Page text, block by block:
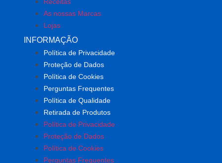
As nossas Marcas
Lojas
INFORMAÇÃO
Política de Privacidade
Proteção de Dados
Política de Cookies
Perguntas Frequentes
Política de Qualidade
Retirada de Produtos
Política de Privacidade
Proteção de Dados
Política de Cookies
Perguntas Frequentes